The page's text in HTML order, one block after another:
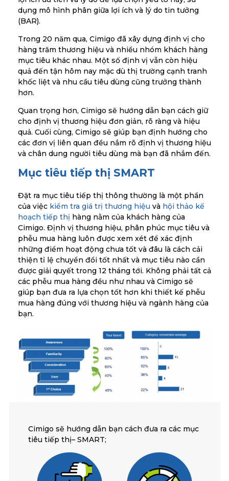
dụng mô hình phân giữa lợi ích và lý do tin tưởng
(BAR).
Trong 20 năm qua, Cimigo đã xây dựng định vị cho
hàng trăm thương hiệu và nhiều nhóm khách hàng
mục tiêu khác nhau. Một số định vị vẫn còn hiệu
quả đến tận hôm nay mặc dù thị trường cạnh tranh
khốc liệt và nhu cầu tiêu dùng cũng trưởng thành
hơn.
Quan trọng hơn, Cimigo sẽ hướng dẫn bạn cách giữ
cho định vị thương hiệu đơn giản, rõ ràng và hiệu
quả. Cuối cùng, Cimigo sẽ giúp bạn định hướng cho
các đơn vị liên quan đều nắm rõ định vị thương hiệu
và chân dung người tiêu dùng mà bạn đã nhắm đến.
Mục tiêu tiếp thị SMART
Đặt ra mục tiêu tiếp thị thông thường là một phần
của việc kiểm tra giá trị thương hiệu và hội thảo kế
hoạch tiếp thị hàng nằm của khách hàng của
Cimigo. Định vị thương hiệu, phân phúc mục tiêu và
phễu mua hàng luôn được xem xét để xác định
những điểm hoạt động chưa tốt và đâu là cách cải
thiện tỉ lệ chuyển đổi tốt nhất và mục tiêu nào cần
được giải quyết trong 12 tháng tới. Không phải tất cả
các phễu mua hàng đều như nhau và Cimigo sẽ
giúp bạn đưa ra lựa chọn tốt hơn khi thiết kế phễu
mua hàng đúng với thương hiệu và ngành hàng của
bạn.
Cimigo sẽ hướng dẫn bạn cách đưa ra các mục
tiêu tiếp thị– SMART;